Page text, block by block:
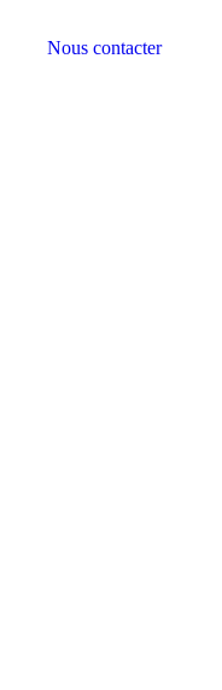
Nous contacter